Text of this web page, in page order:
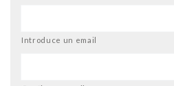
Introduce un email